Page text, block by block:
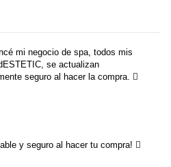
mi negocio de spa, todos mis
se actualizan
seguro al hacer la compra.
y seguro al hacer tu compra!